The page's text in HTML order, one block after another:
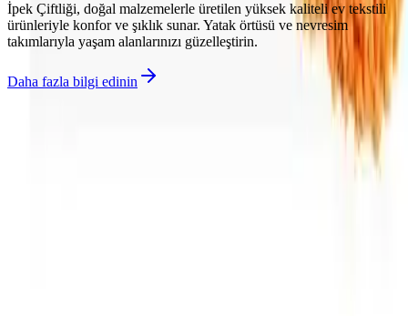
İpek Çiftliği, doğal malzemelerle üretilen yüksek kaliteli ev tekstili
ürünleriyle konfor ve şıklık sunar. Yatak örtüsü ve nevresim
takımlarıyla yaşam alanlarınızı güzelleştirin.
Daha fazla bilgi edinin